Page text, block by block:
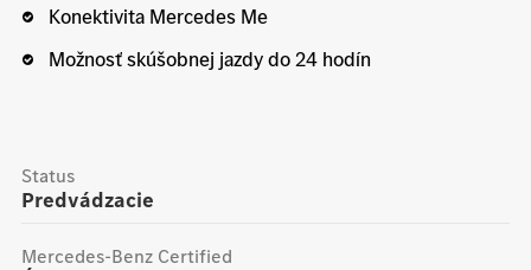
Konektivita Mercedes Me
Možnosť skúšobnej jazdy do 24 hodín
Predvádzacie
Status
Mercedes-Benz Certified